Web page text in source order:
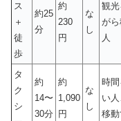
ス
＋
徒
歩
約25
分
約
230
円
な
し
観
が
人
タ
ク
シ
約
14〜
30分
約
1,090
円
な
し
時
い
移動